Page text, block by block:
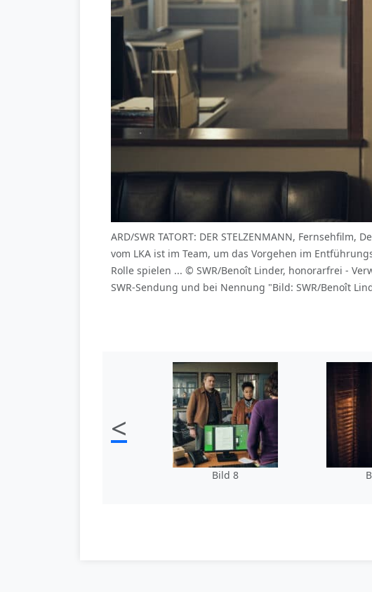
ARD/SWR TATORT: DER STELZENMANN,
vom LKA ist im Team, um das Vorgehen im
Rolle spielen ... © SWR/Benoît Linder, honorarfrei -
SWR-Sendung und bei Nennung "Bild: SWR/Benoît
<
Bild 8